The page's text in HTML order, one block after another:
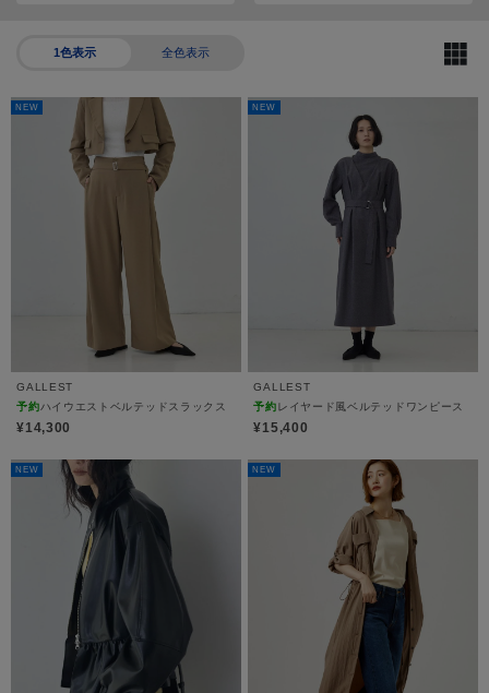
1色表示 全色表示
NEW
GALLEST
予約ハイウエストベルテッドスラックス
¥14,300
NEW
GALLEST
予約レイヤード風ベルテッドワンピース
¥15,400
NEW NEW